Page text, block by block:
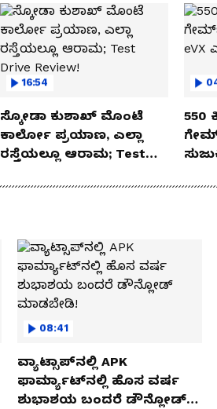
16:54
ಸ್ಕೋಡಾ ಕುಶಾಖ್ ಮೊಂಟೆ
ಕಾರ್ಲೋ ಪ್ರಯಾಣ, ಎಲ್ಲಾ
ರಸ್ತೆಯಲ್ಲೂ ಆರಾಮ; Test
550
ಸುಜುಕಿ eVX ಎಲೆಕ್ಟ್ರಿಕ್
08:41
ವ್ಯಾಟ್ಸಾಪ್‌ನಲ್ಲಿ APK
ಫಾರ್ಮ್ಯಾಟ್‌ನಲ್ಲಿ ಹೊಸ ವರ್ಷ
ಶುಭಾಶಯ ಬಂದರೆ ಡೌನ್ಲೋಡ್